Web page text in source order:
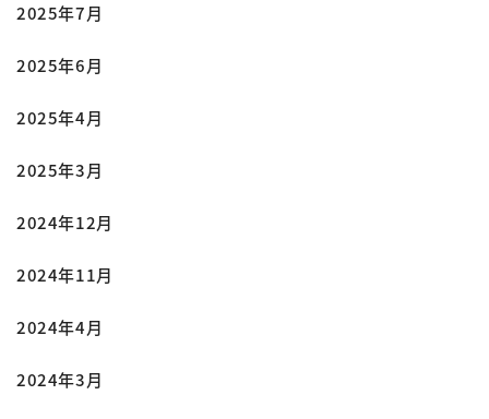
2025年7月
2025年6月
2025年4月
2025年3月
2024年12月
2024年11月
2024年4月
2024年3月